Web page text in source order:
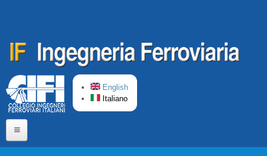
English
Italiano